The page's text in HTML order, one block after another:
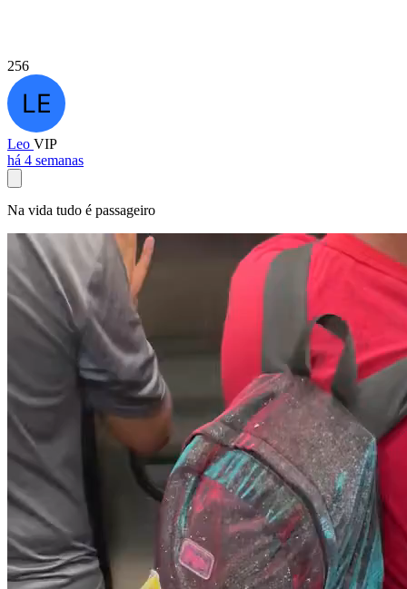
256
Leo VIP
há 4 semanas
Na vida tudo é passageiro